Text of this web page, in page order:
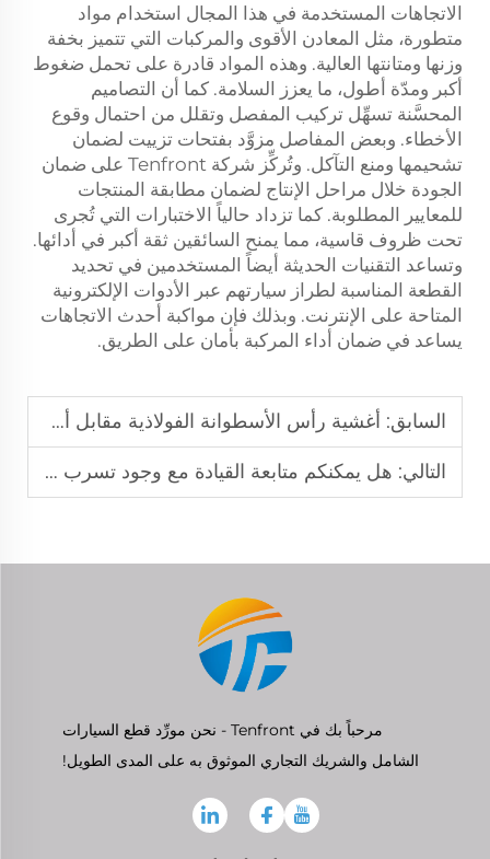
الاتجاهات المستخدمة في هذا المجال استخدام مواد
متطورة، مثل المعادن الأقوى والمركبات التي تتميز بخفة
وزنها ومتانتها العالية. وهذه المواد قادرة على تحمل ضغوط
أكبر ومدّة أطول، ما يعزز السلامة. كما أن التصاميم
المحسَّنة تسهِّل تركيب المفصل وتقلل من احتمال وقوع
الأخطاء. وبعض المفاصل مزوَّد بفتحات تزييت لضمان
تشحيمها ومنع التآكل. وتُركِّز شركة Tenfront على ضمان
الجودة خلال مراحل الإنتاج لضمان مطابقة المنتجات
للمعايير المطلوبة. كما تزداد حالياً الاختبارات التي تُجرى
تحت ظروف قاسية، مما يمنح السائقين ثقة أكبر في أدائها.
وتساعد التقنيات الحديثة أيضاً المستخدمين في تحديد
القطعة المناسبة لطراز سيارتهم عبر الأدوات الإلكترونية
المتاحة على الإنترنت. وبذلك فإن مواكبة أحدث الاتجاهات
يساعد في ضمان أداء المركبة بأمان على الطريق.
السابق: أغشية رأس الأسطوانة الفولاذية مقابل أغشية رأس الأسطوانة المركبة: أيُّهما أكثر متانة؟
التالي: هل يمكنكم متابعة القيادة مع وجود تسرب في حشية غطاء الأسطوانة؟ دليل القراءة الضروري
مرحباً بك في Tenfront - نحن مورِّد قطع السيارات
الشامل والشريك التجاري الموثوق به على المدى الطويل!